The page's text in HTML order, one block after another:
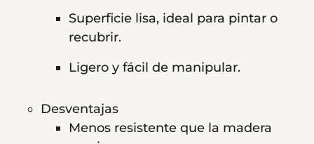
Superficie lisa, ideal para pintar o
recubrir.
Ligero y fácil de manipular.
Desventajas
Menos resistente que la madera